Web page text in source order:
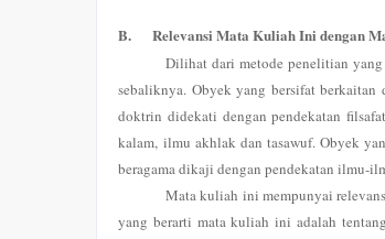
B. Relevansi Mata Kuliah Ini dengan
Dilihat dari metode penelitian yang
sebaliknya. Obyek yang bersifat berkaitan
doktrin didekati dengan pendekatan
kalam, ilmu akhlak dan tasawuf. Obyek
beragama dikaji dengan pendekatan ilmu-
Mata kuliah ini mempunyai
yang berarti mata kuliah ini adalah